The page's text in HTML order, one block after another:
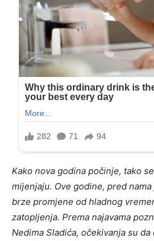
Kako nova godina počinje, tako
mijenjaju. Ove godine, pred
brze promjene od hladnog
zatopljenja. Prema najavama
Nedima Sladića, očekivanja su